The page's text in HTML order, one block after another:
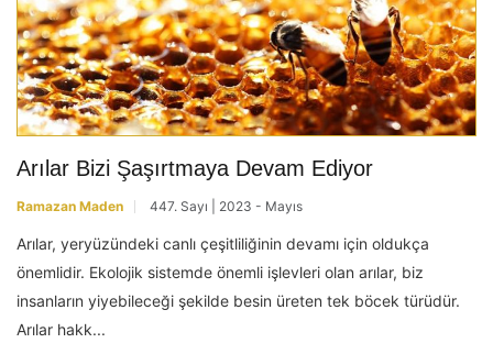
Arılar Bizi Şaşırtmaya Devam Ediyor
Ramazan Maden 447. Sayı | 2023 - Mayıs
Arılar, yeryüzündeki canlı çeşitliliğinin devamı için oldukça
önemlidir. Ekolojik sistemde önemli işlevleri olan arılar, biz
insanların yiyebileceği şekilde besin üreten tek böcek türüdür.
Arılar hakk...